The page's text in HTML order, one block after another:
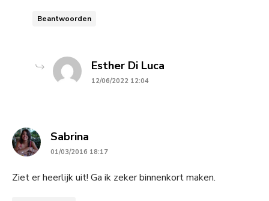
Beantwoorden
Esther Di Luca
12/06/2022 12:04
Sabrina
01/03/2016 18:17
Ziet er heerlijk uit! Ga ik zeker binnenkort maken.